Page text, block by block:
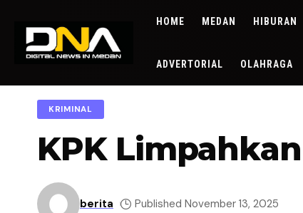
HOME MEDAN HIBURAN
ADVERTORIAL OLAHRAGA
KRIMINAL
KPK
berita Published November 13, 2025